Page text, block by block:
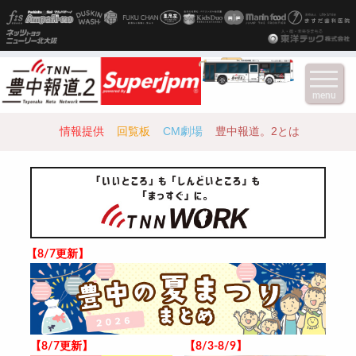
情報提供 回覧板 CM劇場 豊中報道。2とは
【8/7更新】
【8/7更新】 【8/3-8/9】
menu